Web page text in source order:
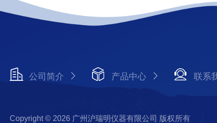
公司简介 产品中心 联系
Copyright © 2026 广州沪瑞明仪器有限公司 版权所有